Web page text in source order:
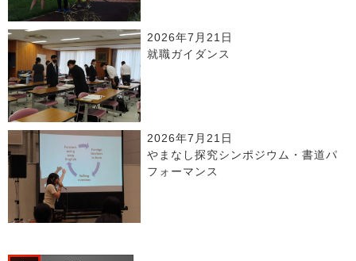
2026年7月21日
就職ガイダンス
2026年7月21日
やまなし探究シンポジウム・書道パ
フォーマンス